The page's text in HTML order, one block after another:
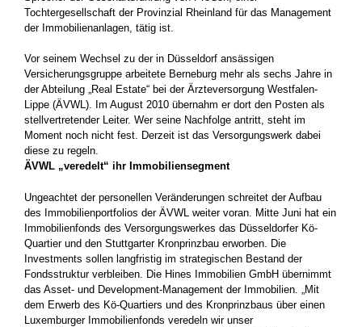
Tochtergesellschaft der Provinzial Rheinland für das Management
der Immobilienanlagen, tätig ist.
Vor seinem Wechsel zu der in Düsseldorf ansässigen
Versicherungsgruppe arbeitete Berneburg mehr als sechs Jahre in
der Abteilung „Real Estate“ bei der Ärzteversorgung Westfalen-
Lippe (ÄVWL). Im August 2010 übernahm er dort den Posten als
stellvertretender Leiter. Wer seine Nachfolge antritt, steht im
Moment noch nicht fest. Derzeit ist das Versorgungswerk dabei
diese zu regeln.
ÄVWL „veredelt“ ihr Immobiliensegment
Ungeachtet der personellen Veränderungen schreitet der Aufbau
des Immobilienportfolios der ÄVWL weiter voran. Mitte Juni hat ein
Immobilienfonds des Versorgungswerkes das Düsseldorfer Kö-
Quartier und den Stuttgarter Kronprinzbau erworben. Die
Investments sollen langfristig im strategischen Bestand der
Fondsstruktur verbleiben. Die Hines Immobilien GmbH übernimmt
das Asset- und Development-Management der Immobilien. „Mit
dem Erwerb des Kö-Quartiers und des Kronprinzbaus über einen
Luxemburger Immobilienfonds veredeln wir unser